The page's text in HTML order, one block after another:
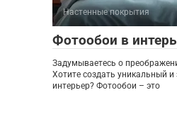
Настенные покрытия
Фотообои в
Задумываетесь о
Хотите создать уникальный
интерьер? Фотообои – это